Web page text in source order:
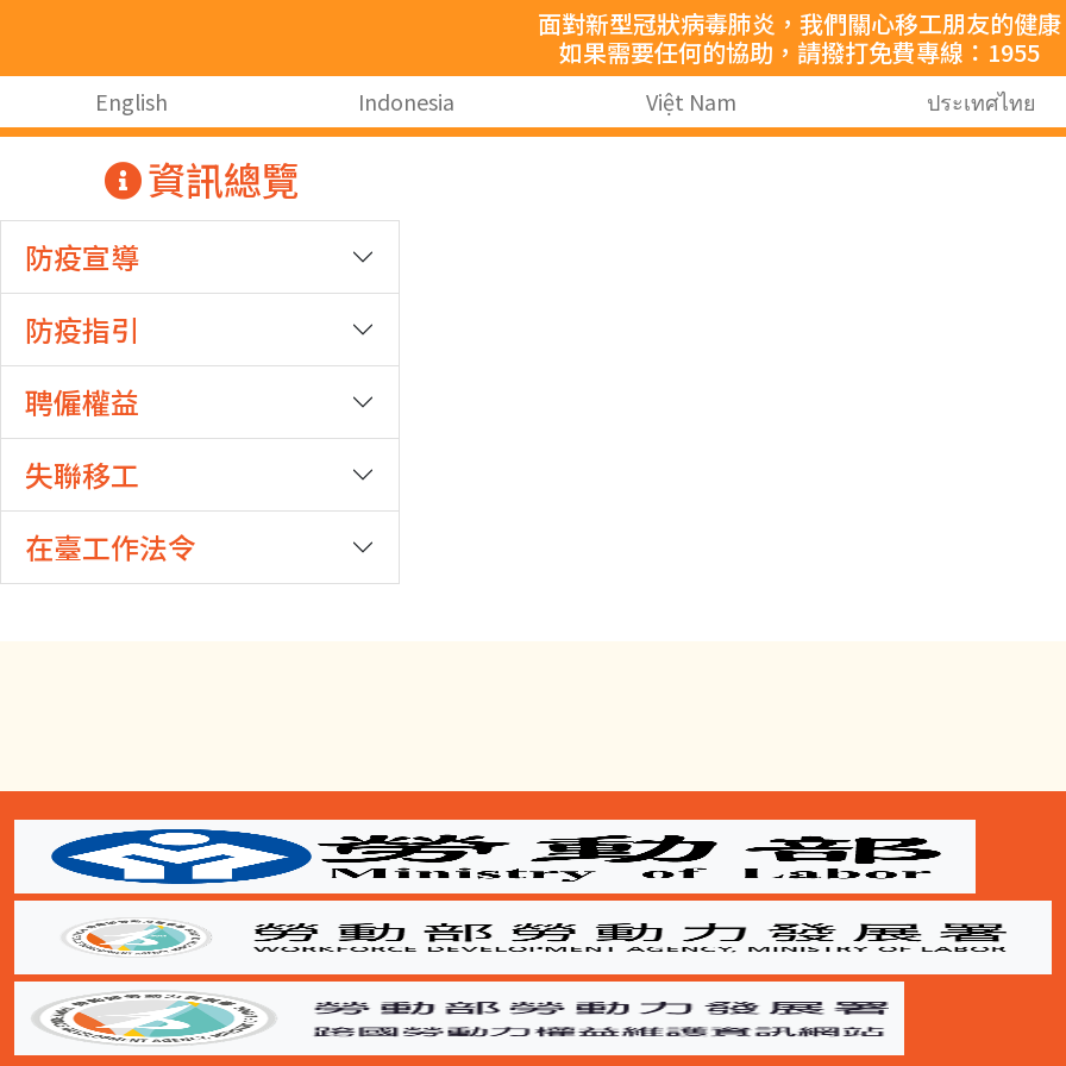
面對新型冠狀病毒肺炎，我們關心移工朋友的健康
如果需要任何的協助，請撥打免費專線：1955
English Indonesia Việt Nam ประเทศไทย
資訊總覽
防疫宣導
防疫指引
聘僱權益
失聯移工
在臺工作法令